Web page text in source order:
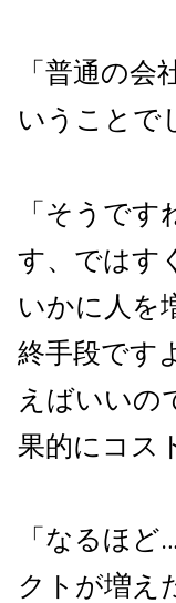
「普通の
いうことで
「そうで
す、ではす
いかに人を
終手段です
えばいいの
果的にコス
「なるほ
クトが増え